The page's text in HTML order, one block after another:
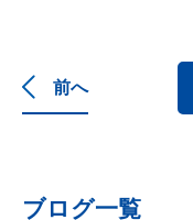
前へ
ブログ一覧